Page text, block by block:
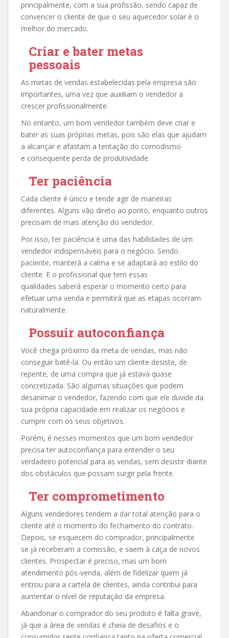
principalmente, com a sua profissão, sendo capaz de
convencer o cliente de que o seu aquecedor solar é o
melhor do mercado.
Criar e bater metas
pessoais
As metas de vendas estabelecidas pela empresa são
importantes, uma vez que auxiliam o vendedor a
crescer profissionalmente.
No entanto, um bom vendedor também deve criar e
bater as suas próprias metas, pois são elas que ajudam
a alcançar e afastam a tentação do comodismo
e consequente perda de produtividade.
Ter paciência
Cada cliente é único e tende agir de maneiras
diferentes. Alguns vão direto ao ponto, enquanto outros
precisam de mais atenção do vendedor.
Por isso, ter paciência é uma das habilidades de um
vendedor indispensáveis para o negócio. Sendo
paciente, manterá a calma e se adaptará ao estilo do
cliente. E o profissional que tem essas
qualidades saberá esperar o momento certo para
efetuar uma venda e permitirá que as etapas ocorram
naturalmente.
Possuir autoconfiança
Você chega próximo da meta de vendas, mas não
conseguir batê-la. Ou então um cliente desiste, de
repente, de uma compra que já estava quase
concretizada. São algumas situações que podem
desanimar o vendedor, fazendo com que ele duvide da
sua própria capacidade em realizar os negócios e
cumprir com os seus objetivos.
Porém, é nesses momentos que um bom vendedor
precisa ter autoconfiança para entender o seu
verdadeiro potencial para as vendas, sem desistir diante
dos obstáculos que possam surgir pela frente.
Ter comprometimento
Alguns vendedores tendem a dar total atenção para o
cliente até o momento do fechamento do contrato.
Depois, se esquecem do comprador, principalmente
se já receberam a comissão, e saem à caça de novos
clientes. Prospectar é preciso, mas um bom
atendimento pós-venda, além de fidelizar quem já
entrou para a cartela de clientes, ainda contribui para
aumentar o nível de reputação da empresa.
Abandonar o comprador do seu produto é falta grave,
já que a área de vendas é cheia de desafios e o